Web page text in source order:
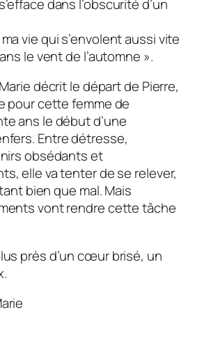
dans l’obscurité d’un
vie qui s’envolent aussi vite
le vent de l’automne ».
décrit le départ de Pierre,
pour cette femme de
ans le début d’une
Entre détresse,
obsédants et
elle va tenter de se relever,
bien que mal. Mais
vont rendre cette tâche
près d’un cœur brisé, un